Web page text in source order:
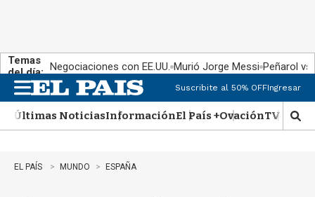
Temas
del día: Negociaciones con EE.UU. Murió Jorge Messi Peñarol
n
u
Suscribite al 50% OFFIngresar
Últimas NoticiasInformaciónEl País +OvaciónTV Show
M
o
EL PAÍS MUNDO ESPAÑA